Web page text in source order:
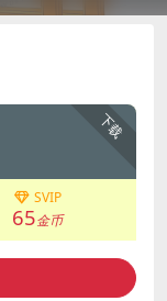
下载
SVIP
65金币